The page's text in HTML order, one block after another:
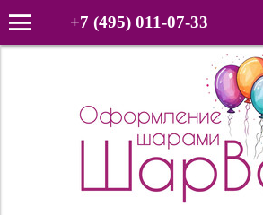
+7 (495) 011-07-33